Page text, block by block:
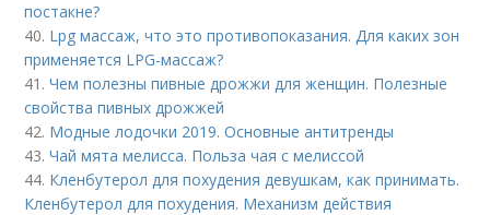
постакне?
40. Lpg массаж, что это противопоказания. Для каких зон
применяется LPG-массаж?
41.Чем полезны пивные дрожжи для женщин. Полезные
свойства пивных дрожжей
42. Модные лодочки 2019. Основные антитренды
43.Чай мята мелисса. Польза чая с мелиссой
44. Кленбутерол для похудения девушкам, как принимать.
Кленбутерол для похудения. Механизм действия